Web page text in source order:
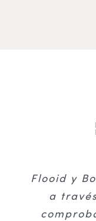
Flooid y
a
Desde
A
fuerzas